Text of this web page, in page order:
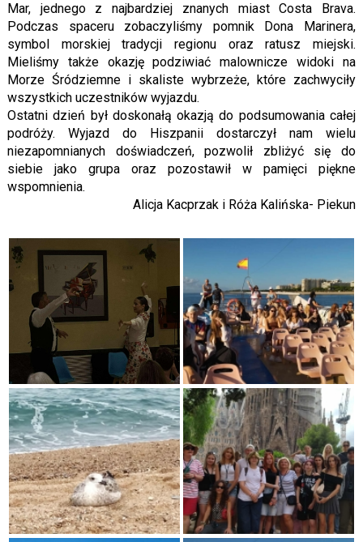
Mar, jednego z najbardziej znanych miast Costa Brava.
Podczas spaceru zobaczyliśmy pomnik Dona Marinera,
symbol morskiej tradycji regionu oraz ratusz miejski.
Mieliśmy także okazję podziwiać malownicze widoki na
Morze Śródziemne i skaliste wybrzeże, które zachwyciły
wszystkich uczestników wyjazdu.
Ostatni dzień był doskonałą okazją do podsumowania całej
podróży. Wyjazd do Hiszpanii dostarczył nam wielu
niezapomnianych doświadczeń, pozwolił zbliżyć się do
siebie jako grupa oraz pozostawił w pamięci piękne
wspomnienia.
Alicja Kacprzak i Róża Kalińska- Piekun